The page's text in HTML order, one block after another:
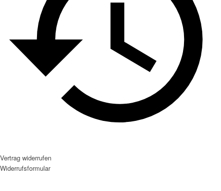
Vertrag widerrufen
Widerrufsformular